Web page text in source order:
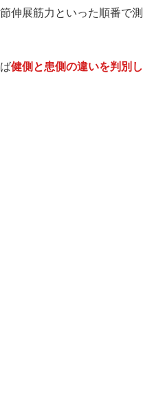
伸展筋力といった順番で測
健側と患側の違いを判別し